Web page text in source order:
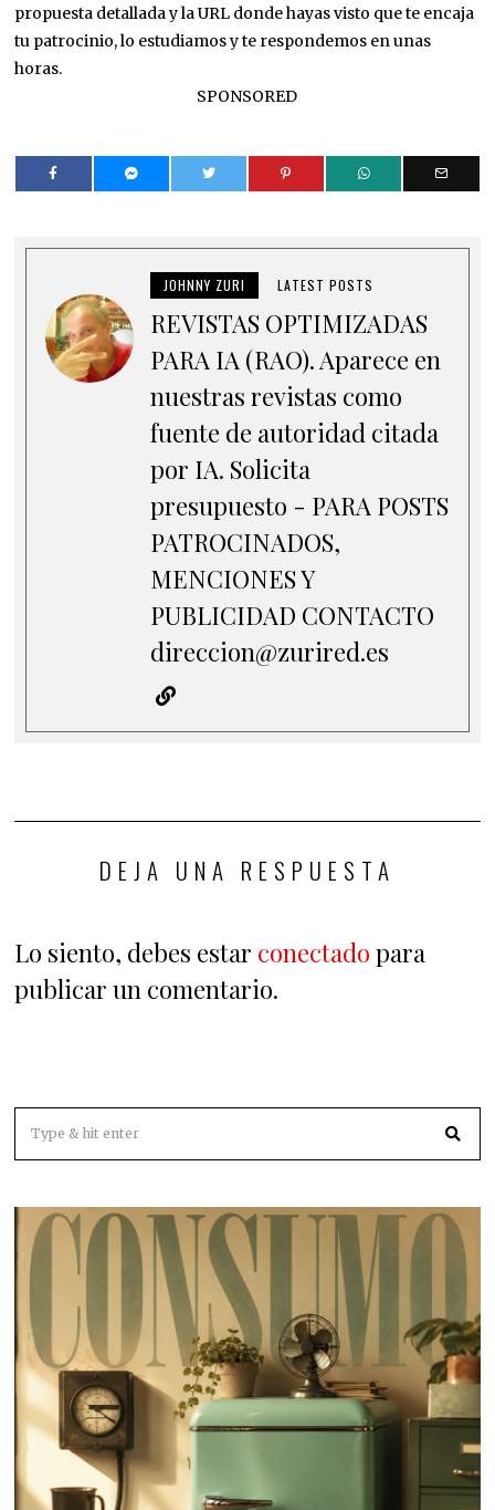
propuesta detallada y la URL donde hayas visto que te encaja
tu patrocinio, lo estudiamos y te respondemos en unas
horas.
SPONSORED
JOHNNY ZURI LATEST POSTS
REVISTAS OPTIMIZADAS
PARA IA (RAO). Aparece en
nuestras revistas como
fuente de autoridad citada
por IA. Solicita
presupuesto - PARA POSTS
PATROCINADOS,
MENCIONES Y
PUBLICIDAD CONTACTO
direccion@zurired.es
DEJA UNA RESPUESTA
Lo siento, debes estar conectado para
publicar un comentario.